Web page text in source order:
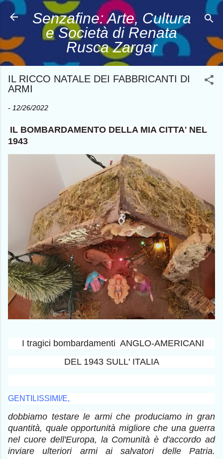
Passa ai contenuti principali
Senzafine: Arte, Cultura
e Società di Renata
Rusca Zargar
IL RICCO NATALE DEI FABBRICANTI DI
ARMI
- 12/26/2022
IL BOMBARDAMENTO DELLA MIA CITTA' NEL
1943
I tragici bombardamenti ANGLO-AMERICANI
DEL 1943 SULL' ITALIA
GENTILISSIMI/E,
dobbiamo testare le armi che produciamo in gran
quantità, quale opportunità migliore che una guerra
nel cuore dell'Europa, la Comunità è d'accordo ad
inviare ulteriori armi ai salvatori delle Patria.